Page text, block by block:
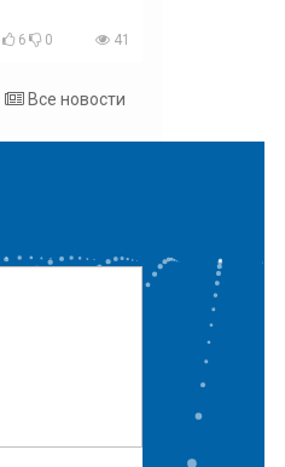
6 0 41
Все новости